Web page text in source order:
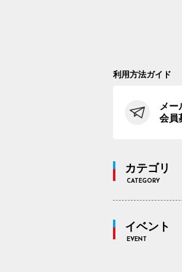
利用方法ガイド
メー
会員
カテゴリ
CATEGORY
イベント
EVENT